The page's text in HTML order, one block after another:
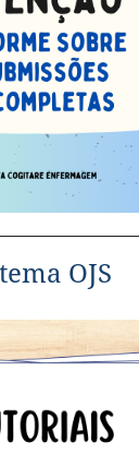
OJS